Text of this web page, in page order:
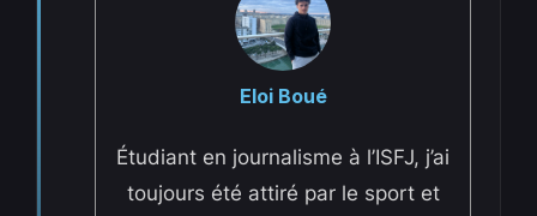
Eloi Boué
Étudiant en journalisme à l’ISFJ, j’ai
toujours été attiré par le sport et